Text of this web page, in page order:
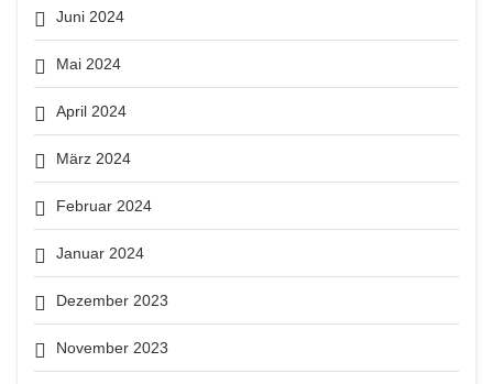
Juni 2024
Mai 2024
April 2024
März 2024
Februar 2024
Januar 2024
Dezember 2023
November 2023